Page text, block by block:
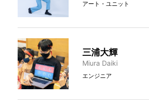
アート・ユニット
三浦大輝
Miura Daiki
エンジニア